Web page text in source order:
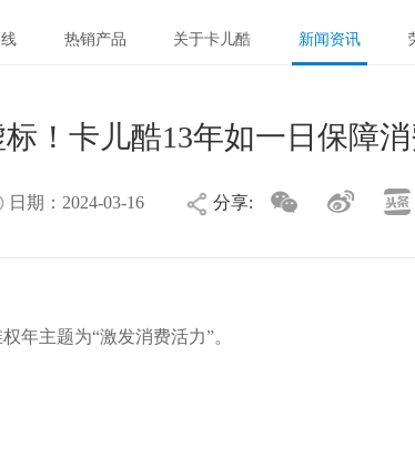
热销产品 关于卡儿酷 新闻资讯
！卡儿酷13年如一日保障消
日期： 2024-03-16 分享:
年主题为“激发消费活力”。